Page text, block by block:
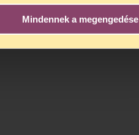
Mindennek a megengedése